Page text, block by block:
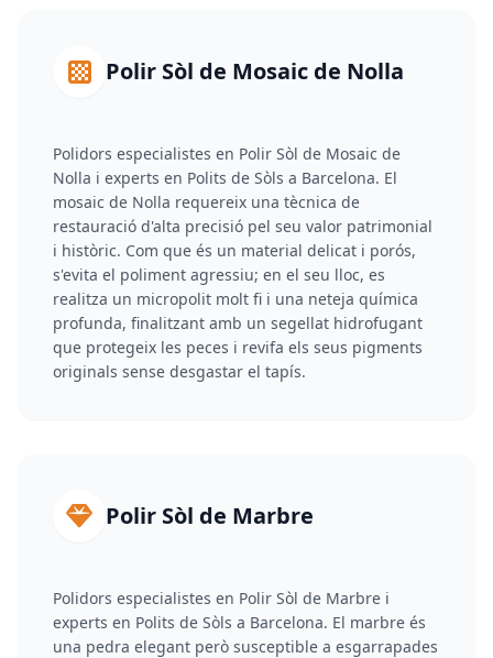
Polir Sòl de Mosaic de Nolla
Polidors especialistes en Polir Sòl de Mosaic de
Nolla i experts en Polits de Sòls a Barcelona. El
mosaic de Nolla requereix una tècnica de
restauració d'alta precisió pel seu valor patrimonial
i històric. Com que és un material delicat i porós,
s'evita el poliment agressiu; en el seu lloc, es
realitza un micropolit molt fi i una neteja química
profunda, finalitzant amb un segellat hidrofugant
que protegeix les peces i revifa els seus pigments
originals sense desgastar el tapís.
Polir Sòl de Marbre
Polidors especialistes en Polir Sòl de Marbre i
experts en Polits de Sòls a Barcelona. El marbre és
una pedra elegant però susceptible a esgarrapades